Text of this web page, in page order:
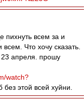
пихнуть всем за и
Что хочу сказать.
апреля. прошу
watch?
без этой всей хуйни.